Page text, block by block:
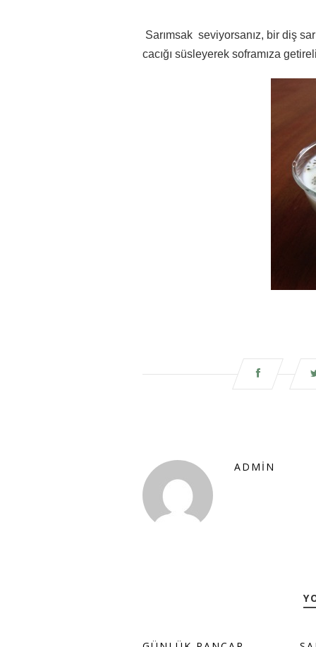
Sarımsak seviyorsanız, bir diş
cacığı süsleyerek soframıza
ADMIN